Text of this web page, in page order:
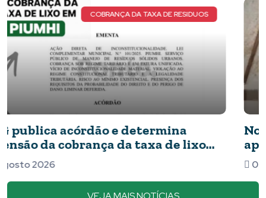
NOVOS DETALHES DO CASO
Novos detalhes do caso: cães resgatados
apresentavam ferimentos e comida com
barata
07 Agosto 2026